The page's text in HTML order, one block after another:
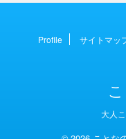
Profile サイトマッ
大人